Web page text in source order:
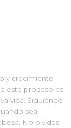
y crecimiento
este proceso es
vida. Siguiendo
sea
No olvides